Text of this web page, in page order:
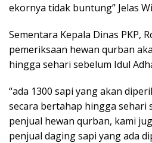
ekornya tidak buntung” Jelas
Sementara Kepala Dinas PKP,
pemeriksaan hewan qurban
hingga sehari sebelum Idul
“ada 1300 sapi yang akan
secara bertahap hingga sehari
penjual hewan qurban, kami
penjual daging sapi yang ada